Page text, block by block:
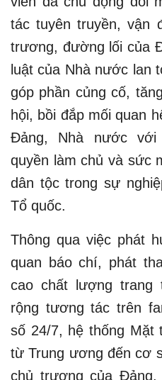
tác tuyên truyền, vận
trương, đường lối của
luật của Nhà nước lan
góp phần củng cố,
hội, bồi đắp mối quan
Đảng, Nhà nước
quyền làm chủ và sức
dân tộc trong sự
Tổ quốc.
Thông qua việc phát
quan báo chí, phát
cao chất lượng
rộng tương tác trên
số 24/7, hệ thống Mặt
từ Trung ương đến cơ
chủ trương của Đảng,